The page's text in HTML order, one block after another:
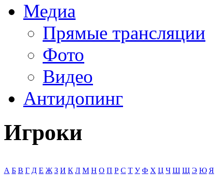
Медиа
Прямые трансляции
Фото
Видео
Антидопинг
Игроки
А Б В Г Д Е Ж З И К Л М Н О П Р С Т У Ф Х Ц Ч Ш Щ Э Ю Я